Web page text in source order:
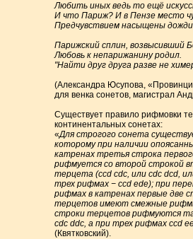
Любить иных ведь то ещё
И что Париж? И в Пензе место
Предчувствием насыщены
Парижский сплин, возвысивший
Любовь к непарижанину родил.
"Найти друг друга разве не
(Александра Юсупова,
для венка сонетов, магистрал
Существует правило рифмовки
континентальных сонетах:
«Для строгого сонета
которому при наличии
катренах третья строка
рифмуется со второй строкой
терцета (ccd cdc, или cdc dcd,
трех рифмах − ccd ede); при
рифмах в катренах первые две
терцетов имеют смежные
строки терцетов рифмуются
cdc ddc, а при трех рифмах ccd
(Квятковский).